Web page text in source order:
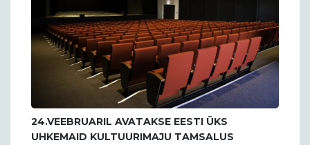
24.VEEBRUARIL AVATAKSE EESTI ÜKS
UHKEMAID KULTUURIMAJU TAMSALUS